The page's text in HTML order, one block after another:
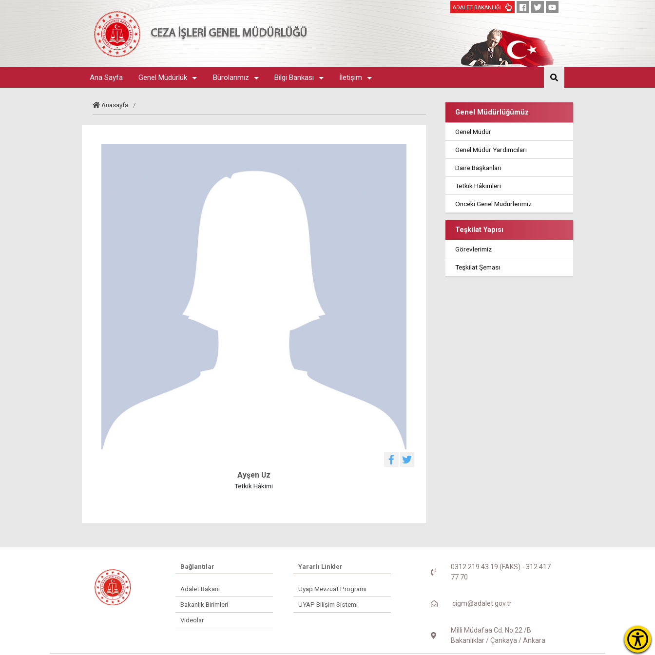
CEZA İŞLERİ GENEL MÜDÜRLÜĞÜ
ADALET BAKANLIĞI
Ana Sayfa Genel Müdürlük Bürolarımız Bilgi Bankası İletişim
Anasayfa /
Ayşen Uz
Tetkik Hâkimi
Genel Müdürlüğümüz
Genel Müdür
Genel Müdür Yardımcıları
Daire Başkanları
Tetkik Hâkimleri
Önceki Genel Müdürlerimiz
Teşkilat Yapısı
Görevlerimiz
Teşkilat Şeması
Bağlantılar
Adalet Bakanı
Bakanlık Birimleri
Videolar
Yararlı Linkler
Uyap Mevzuat Programı
UYAP Bilişim Sistemi
0312 219 43 19 (FAKS) - 312 417
77 70
cigm@adalet.gov.tr
Milli Müdafaa Cd. No:22 /B
Bakanlıklar / Çankaya / Ankara